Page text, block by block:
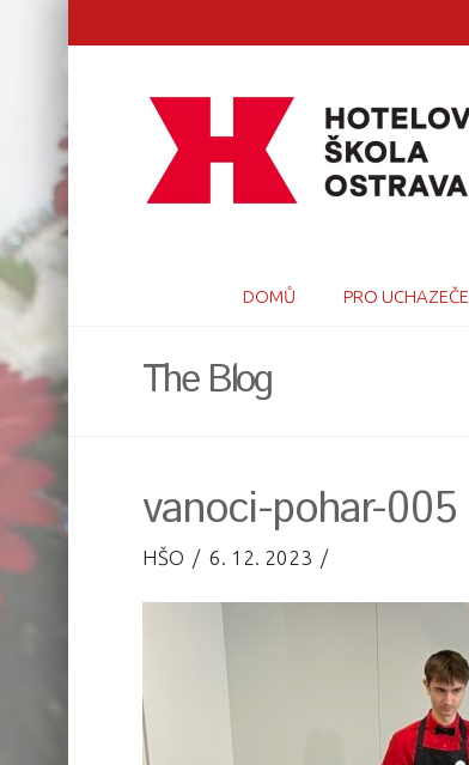
DOMŮ PRO UCHAZEČE
The Blog
vanoci-pohar-005
HŠO 6. 12. 2023